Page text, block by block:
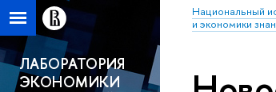
Национальный
и экономики
ЛАБОРАТОРИЯ
ЭКОНОМИКИ